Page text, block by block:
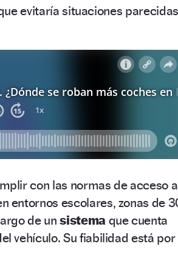
evitaría situaciones parecidas
con las normas de acceso a
entornos escolares, zonas de
de unsistema que cuenta
vehículo. Su fiabilidad está por